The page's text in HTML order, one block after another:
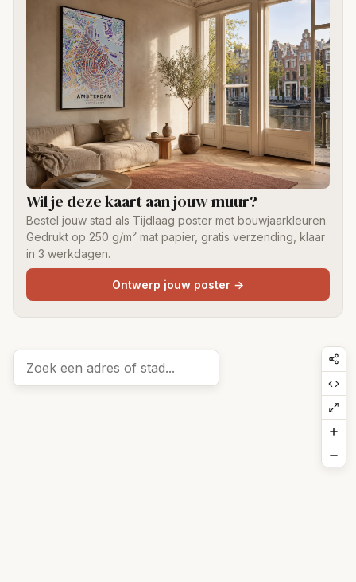
Wil je deze kaart aan jouw muur?
Bestel jouw stad als Tijdlaag poster met bouwjaarkleuren.
Gedrukt op 250 g/m² mat papier, gratis verzending, klaar
in 3 werkdagen.
Ontwerp jouw poster →